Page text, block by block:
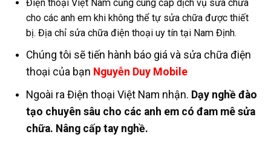
Điện thoại Việt Nam cũng cung cấp dịch vụ sửa chữa
cho các anh em khi không thể tự sửa chữa được thiết
bị. Địa chỉ sửa chữa điện thoại uy tín tại Nam Định.
Chúng tôi sẽ tiến hành báo giá và sửa chữa điện
thoại của bạn Nguyễn Duy Mobile
Ngoài ra Điện thoại Việt Nam nhận. Dạy nghề đào
tạo chuyên sâu cho các anh em có đam mê sửa
chữa. Nâng cấp tay nghề.